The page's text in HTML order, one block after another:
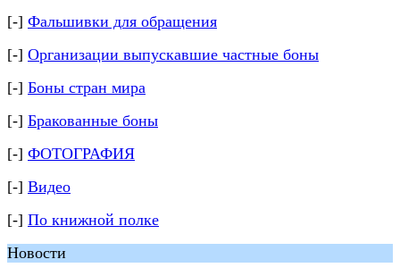
[-] Фальшивки для обращения
[-] Организации выпускавшие частные боны
[-] Боны стран мира
[-] Бракованные боны
[-] ФОТОГРАФИЯ
[-] Видео
[-] По книжной полке
Новости